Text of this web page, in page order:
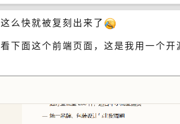
么快就被复刻出来了
下面这个前端页面，这是我用一个